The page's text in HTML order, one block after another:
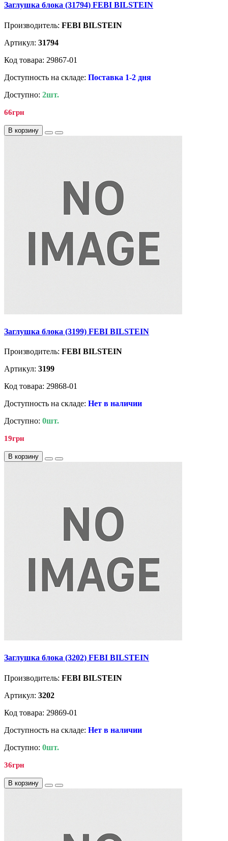
Заглушка блока (31794) FEBI BILSTEIN
Производитель: FEBI BILSTEIN
Артикул: 31794
Код товара: 29867-01
Доступность на складе: Поставка 1-2 дня
Доступно: 2шт.
66грн
В корзину
Заглушка блока (3199) FEBI BILSTEIN
Производитель: FEBI BILSTEIN
Артикул: 3199
Код товара: 29868-01
Доступность на складе: Нет в наличии
Доступно: 0шт.
19грн
В корзину
Заглушка блока (3202) FEBI BILSTEIN
Производитель: FEBI BILSTEIN
Артикул: 3202
Код товара: 29869-01
Доступность на складе: Нет в наличии
Доступно: 0шт.
36грн
В корзину